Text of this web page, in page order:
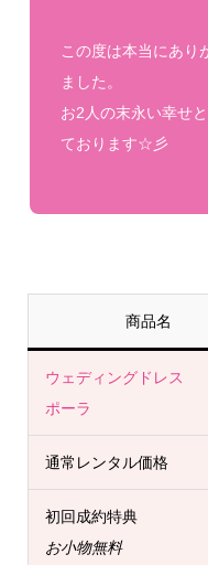
この度は本当にあり
ました。
お2人の末永い幸せ
ております☆彡
商品名
ウェディングドレス
ポーラ
通常レンタル価格
初回成約特典
お小物無料